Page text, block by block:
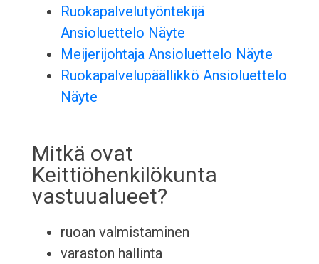
Ruokapalvelutyöntekijä
Ansioluettelo Näyte
Meijerijohtaja Ansioluettelo Näyte
Ruokapalvelupäällikkö Ansioluettelo
Näyte
Mitkä ovat
Keittiöhenkilökunta
vastuualueet?
ruoan valmistaminen
varaston hallinta